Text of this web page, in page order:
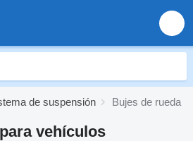
de suspensión Bujes de rueda
vehículos